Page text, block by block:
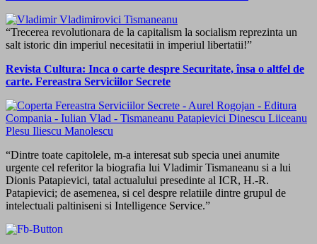
“Trecerea revolutionara de la capitalism la socialism reprezinta un
salt istoric din imperiul necesitatii in imperiul libertatii!”
Revista Cultura: Inca o carte despre Securitate, însa o altfel de
carte. Fereastra Serviciilor Secrete
“Dintre toate capitolele, m-a interesat sub specia unei anumite
urgente cel referitor la biografia lui Vladimir Tismaneanu si a lui
Dionis Patapievici, tatal actualului presedinte al ICR, H.-R.
Patapievici; de asemenea, si cel despre relatiile dintre grupul de
intelectuali paltiniseni si Intelligence Service.”